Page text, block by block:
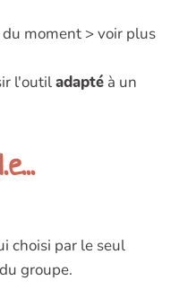
moment > voir plus
l'outiladapté à un
choisi par le seul
groupe.